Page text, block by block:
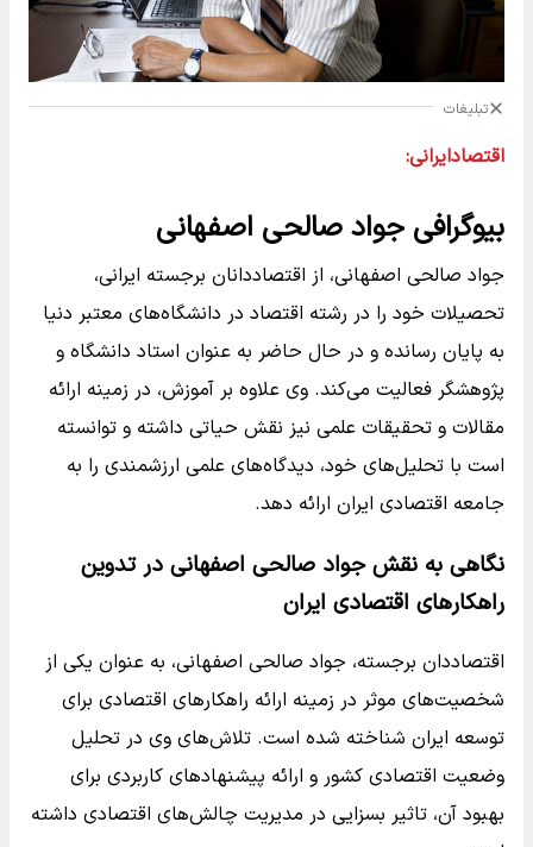
تبلیغات
اقتصادایرانی:
بیوگرافی جواد صالحی اصفهانی
جواد صالحی اصفهانی، از اقتصاددانان برجسته ایرانی،
تحصیلات خود را در رشته اقتصاد در دانشگاه‌های معتبر دنیا
به پایان رسانده و در حال حاضر به عنوان استاد دانشگاه و
پژوهشگر فعالیت می‌کند. وی علاوه بر آموزش، در زمینه ارائه
مقالات و تحقیقات علمی نیز نقش حیاتی داشته و توانسته
است با تحلیل‌های خود، دیدگاه‌های علمی ارزشمندی را به
جامعه اقتصادی ایران ارائه دهد.
نگاهی به نقش جواد صالحی اصفهانی در تدوین
راهکارهای اقتصادی ایران
اقتصاددان برجسته، جواد صالحی اصفهانی، به عنوان یکی از
شخصیت‌های موثر در زمینه ارائه راهکارهای اقتصادی برای
توسعه ایران شناخته شده است. تلاش‌های وی در تحلیل
وضعیت اقتصادی کشور و ارائه پیشنهادهای کاربردی برای
بهبود آن، تاثیر بسزایی در مدیریت چالش‌های اقتصادی داشته